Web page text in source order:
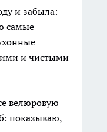
и забыла:
самые
и чистыми
велюровую
показываю,